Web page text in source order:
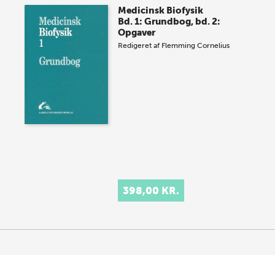
Medicinsk Biofysik
Bd. 1: Grundbog, bd. 2:
Opgaver
Redigeret af Flemming Cornelius
398,00 KR.